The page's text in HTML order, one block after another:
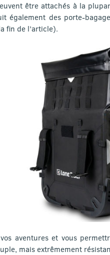
être attachés à la
également des porte-
fin de l’article).
aventures et vous
mais extrêmement